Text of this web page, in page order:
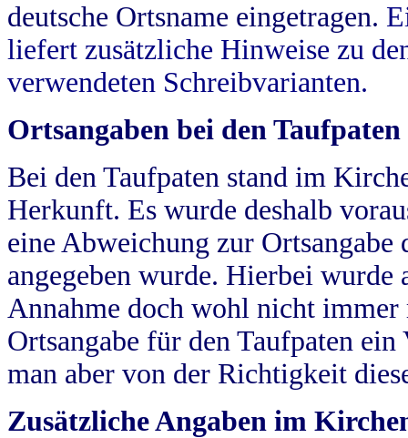
deutsche Ortsname eingetragen.
liefert zusätzliche Hinweise zu
verwendeten Schreibvarianten.
Ortsangaben bei den Taufpaten
Bei den Taufpaten stand im
Herkunft. Es wurde deshalb
eine Abweichung zur
angegeben wurde. Hierbei wurde
Annahme doch wohl nicht
Ortsangabe für den Taufpaten
man aber von der Richtigkeit
Zusätzliche Angaben im